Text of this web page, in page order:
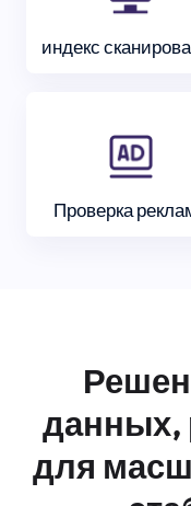
индекс
Проверка
данных,
для